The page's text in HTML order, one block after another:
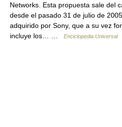
Networks. Esta propuesta sale del
desde el pasado 31 de julio de
adquirido por Sony, que a su vez
incluye los… …
Enciclopedia Universal